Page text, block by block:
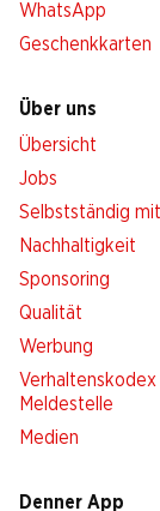
WhatsApp
Geschenkkarten
Über uns
Übersicht
Jobs
Selbstständig
Nachhaltigkeit
Sponsoring
Qualität
Werbung
Verhaltenskodex
Meldestelle
Medien
Denner App